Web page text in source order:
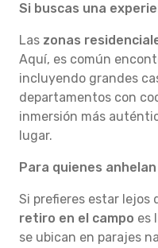
Si buscas una
Las zonas
Aquí, es común
incluyendo grandes
departamentos con
inmersión más
lugar.
Para quienes
Si prefieres estar lejos
retiro en el campo es
se ubican en parajes